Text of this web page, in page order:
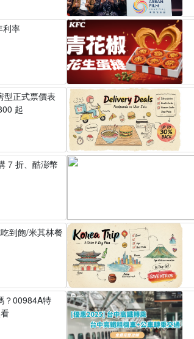
利率
型正式票價表
起
7 折、酷澎幣
到飽/米其林餐
？00984A特